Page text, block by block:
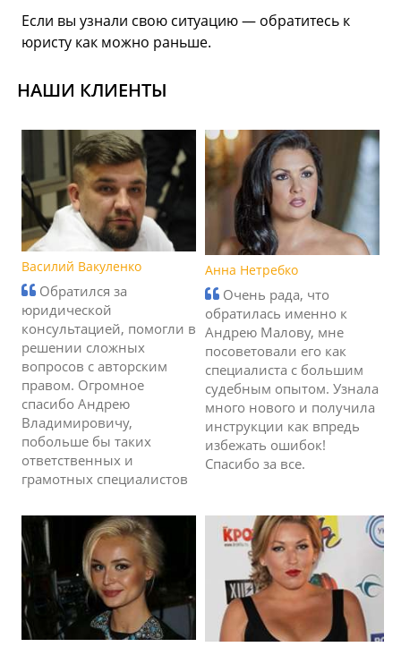
Если вы узнали свою ситуацию — обратитесь к
юристу как можно раньше.
НАШИ КЛИЕНТЫ
Василий Вакуленко
Обратился за
юридической
консультацией, помогли в
решении сложных
вопросов с авторским
правом. Огромное
спасибо Андрею
Владимировичу,
побольше бы таких
ответственных и
грамотных специалистов
Анна Нетребко
Очень рада, что
обратилась именно к
Андрею Малову, мне
посоветовали его как
специалиста с большим
судебным опытом. Узнала
много нового и получила
инструкции как впредь
избежать ошибок!
Спасибо за все.